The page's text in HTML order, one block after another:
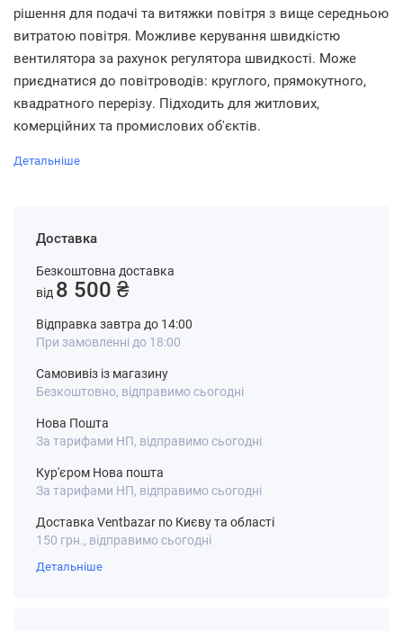
рішення для подачі та витяжки повітря з вище середньою
витратою повітря. Можливе керування швидкістю
вентилятора за рахунок регулятора швидкості. Може
приєднатися до повітроводів: круглого, прямокутного,
квадратного перерізу. Підходить для житлових,
комерційних та промислових об'єктів.
Детальніше
Доставка
Безкоштовна доставка
від 8 500 ₴
Відправка завтра до 14:00
При замовленні до 18:00
Самовивіз із магазину
Безкоштовно, відправимо сьогодні
Нова Пошта
За тарифами НП, відправимо сьогодні
Кур'єром Нова пошта
За тарифами НП, відправимо сьогодні
Доставка Ventbazar по Києву та області
150 грн., відправимо сьогодні
Детальніше